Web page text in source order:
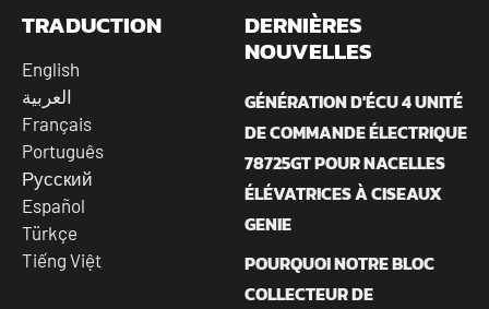
TRADUCTION
English
العربية
Français
Português
Русский
Español
Türkçe
Tiếng Việt
DERNIÈRES
NOUVELLES
GÉNÉRATION D'ÉCU 4 UNITÉ
DE COMMANDE ÉLECTRIQUE
78725GT POUR NACELLES
ÉLÉVATRICES À CISEAUX
GENIE
POURQUOI NOTRE BLOC
COLLECTEUR DE